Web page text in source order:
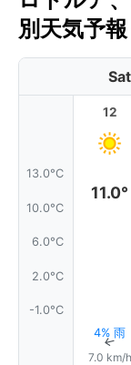
別天気予報
13.0°C
10.0°C
6.0°C
2.0°C
-1.0°C
12
11.0°
4% 雨
↑
7.0 km/h